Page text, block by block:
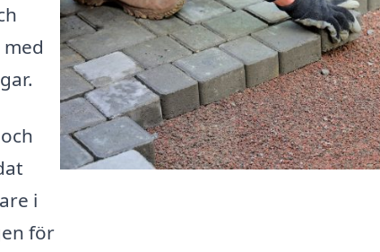
i
för